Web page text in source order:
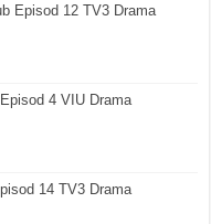
Episod 12 TV3 Drama
4 VIU Drama
14 TV3 Drama